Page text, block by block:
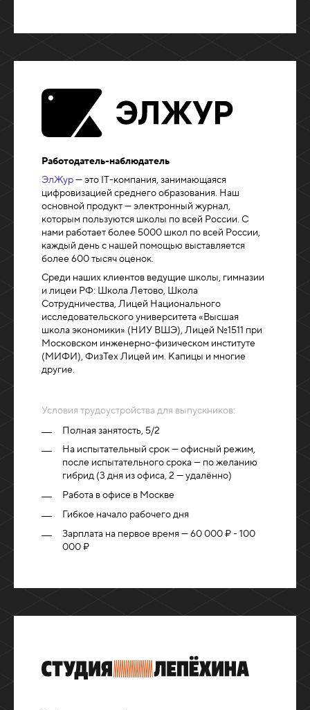
Работодатель-наблюдатель
ЭлЖур— это IT-компания, занимающаяся
цифровизацией среднего образования. Наш
основной продукт — электронный журнал,
которым пользуются школы по всей России. C
нами работает более 5000 школ по всей России,
каждый день с нашей помощью выставляется
более 600 тысяч оценок.
Среди наших клиентов ведущие школы, гимназии
и лицеи РФ: Школа Летово, Школа
Сотрудничества, Лицей Национального
исследовательского университета «Высшая
школа экономики» (НИУ ВШЭ), Лицей №1511 при
Московском инженерно-физическом институте
(МИФИ), ФизТех Лицей им. Капицы и многие
другие.
Условия трудоустройства для выпускников:
Полная занятость, 5/2
На испытательный срок — офисный режим,
после испытательного срока — по желанию
гибрид (3 дня из офиса, 2 — удалённо)
Работа в офисе в Москве
Гибкое начало рабочего дня
Зарплата на первое время — 60 000 ₽ - 100
000 ₽